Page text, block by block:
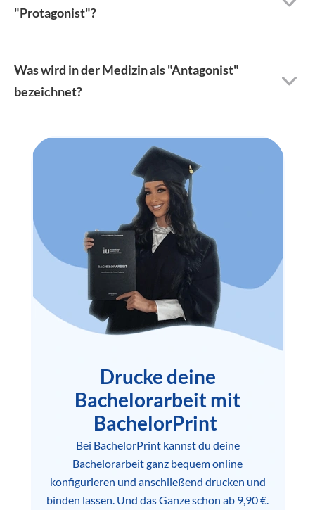
"Protagonist"?
Was wird in der Medizin als "Antagonist"
bezeichnet?
Drucke deine
Bachelorarbeit mit
BachelorPrint
Bei BachelorPrint kannst du deine
Bachelorarbeit ganz bequem online
konfigurieren und anschließend drucken und
binden lassen. Und das Ganze schon ab 9,90 €.